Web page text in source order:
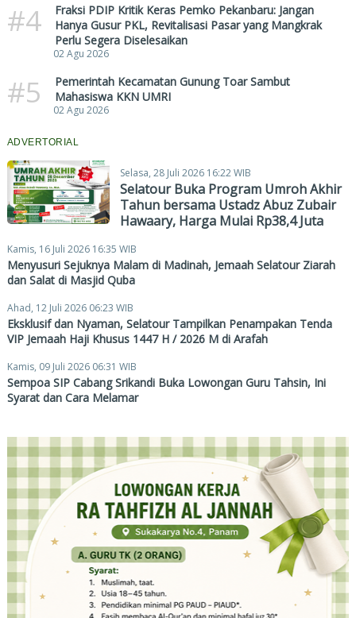
#4
Fraksi PDIP Kritik Keras Pemko Pekanbaru: Jangan
Hanya Gusur PKL, Revitalisasi Pasar yang Mangkrak
Perlu Segera Diselesaikan
02 Agu 2026
#5
Pemerintah Kecamatan Gunung Toar Sambut
Mahasiswa KKN UMRI
02 Agu 2026
ADVERTORIAL
Selasa, 28 Juli 2026 16:22 WIB
Selatour Buka Program Umroh Akhir
Tahun bersama Ustadz Abuz Zubair
Hawaary, Harga Mulai Rp38,4 Juta
Kamis, 16 Juli 2026 16:35 WIB
Menyusuri Sejuknya Malam di Madinah, Jemaah Selatour Ziarah
dan Salat di Masjid Quba
Ahad, 12 Juli 2026 06:23 WIB
Eksklusif dan Nyaman, Selatour Tampilkan Penampakan Tenda
VIP Jemaah Haji Khusus 1447 H / 2026 M di Arafah
Kamis, 09 Juli 2026 06:31 WIB
Sempoa SIP Cabang Srikandi Buka Lowongan Guru Tahsin, Ini
Syarat dan Cara Melamar